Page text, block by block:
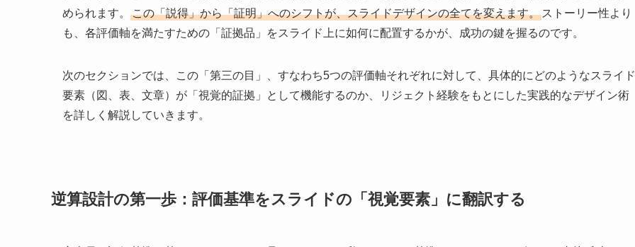
められます。
この「説得」から「証明」へのシフトが、スライドデザインの全てを変えます。 ストーリー性より
も、各評価軸を満たすための「証拠品」をスライド上に如何に配置するかが、成功の鍵を握るのです。
次のセクションでは、この「第三の目」、すなわち5つの評価軸それぞれに対して、具体的にどのようなスライド
要素（図、表、文章）が「視覚的証拠」として機能するのか、リジェクト経験をもとにした実践的なデザイン術
を詳しく解説していきます。
逆算設計の第一歩：評価基準をスライドの「視覚要素」に翻訳する